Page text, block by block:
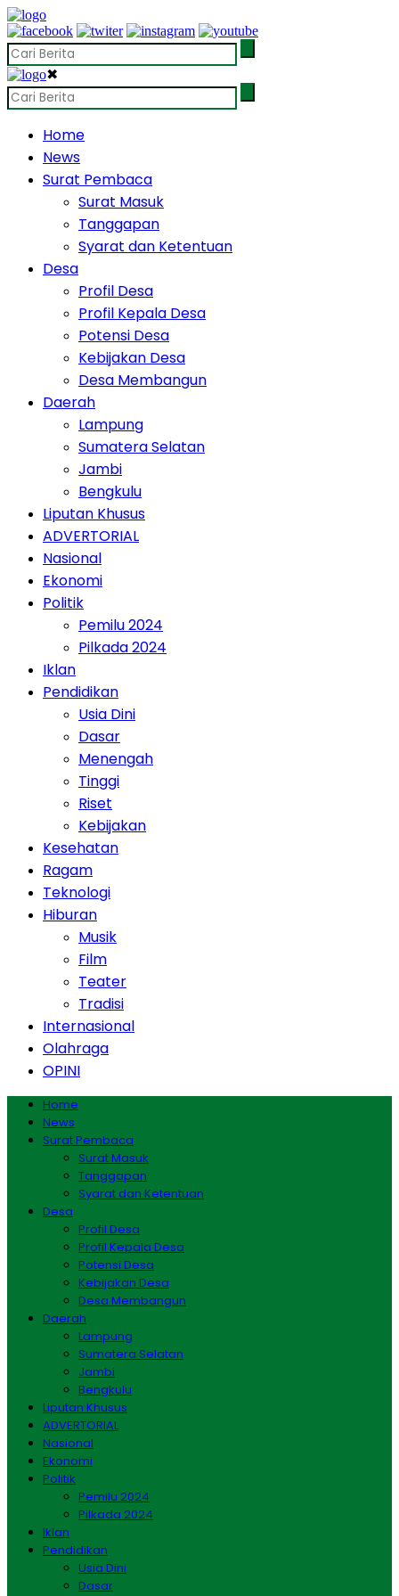
✖
Home
News
Surat Pembaca
Surat Masuk
Tanggapan
Syarat dan Ketentuan
Desa
Profil Desa
Profil Kepala Desa
Potensi Desa
Kebijakan Desa
Desa Membangun
Daerah
Lampung
Sumatera Selatan
Jambi
Bengkulu
Liputan Khusus
ADVERTORIAL
Nasional
Ekonomi
Politik
Pemilu 2024
Pilkada 2024
Iklan
Pendidikan
Usia Dini
Dasar
Menengah
Tinggi
Riset
Kebijakan
Kesehatan
Ragam
Teknologi
Hiburan
Musik
Film
Teater
Tradisi
Internasional
Olahraga
OPINI
Home
News
Surat Pembaca
Surat Masuk
Tanggapan
Syarat dan Ketentuan
Desa
Profil Desa
Profil Kepala Desa
Potensi Desa
Kebijakan Desa
Desa Membangun
Daerah
Lampung
Sumatera Selatan
Jambi
Bengkulu
Liputan Khusus
ADVERTORIAL
Nasional
Ekonomi
Politik
Pemilu 2024
Pilkada 2024
Iklan
Pendidikan
Usia Dini
Dasar